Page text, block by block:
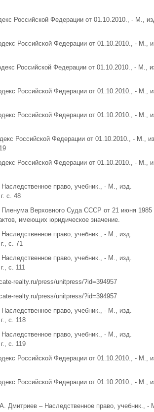
Российской Федерации от 01.10.2010., - М.,
Российской Федерации от 01.10.2010., - М.,
Российской Федерации от 01.10.2010., - М.,
Российской Федерации от 01.10.2010., - М.,
Российской Федерации от 01.10.2010., - М.,
Российской Федерации от 01.10.2010., - М.,
Российской Федерации от 01.10.2010., - М.,
право, учебник., - М., изд.
с. 48
Пленума Верховного Суда СССР от 21 июня
имеющих юридическое значение.
право, учебник., - М., изд.
с. 71
право, учебник., - М., изд.
с. 111
realty.ru/press/unitpress/?id=394957
realty.ru/press/unitpress/?id=394957
право, учебник., - М., изд.
с. 118
право, учебник., - М., изд.
с. 119
Российской Федерации от 01.10.2010., - М.,
Российской Федерации от 01.10.2010., - М.,
Дмитриев – Наследственное право, учебник., -